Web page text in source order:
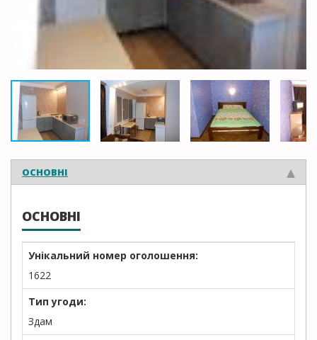
ОСНОВНІ
ОСНОВНІ
Унікальний номер оголошення:
1622
Тип угоди:
Здам